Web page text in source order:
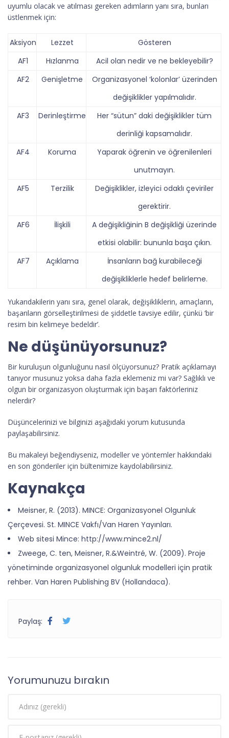
uyumlu olacak ve atılması gereken adımların yanı sıra, bunları
üstlenmek için:
Aksiyon Lezzet
Gösteren
AF1
Hızlanma
Acil olan nedir ve ne bekleyebilir?
AF2
Genişletme
Organizasyonel ‘kolonlar’ üzerinden
değişiklikler yapılmalıdır.
AF3
Derinleştirme
Her “sütun” daki değişiklikler tüm
derinliği kapsamalıdır.
AF4
Koruma
Yaparak öğrenin ve öğrenilenleri
unutmayın.
AF5
Terzilik
Değişiklikler, izleyici odaklı çeviriler
gerektirir.
AF6
İlişkili
A değişikliğinin B değişikliği üzerinde
etkisi olabilir: bununla başa çıkın.
AF7
Açıklama
İnsanların bağ kurabileceği
değişikliklerle hedef belirleme.
Yukarıdakilerin yanı sıra, genel olarak, değişikliklerin, amaçların,
başarıların görselleştirilmesi de şiddetle tavsiye edilir, çünkü ‘bir
resim bin kelimeye bedeldir’.
Ne düşünüyorsunuz?
Bir kuruluşun olgunluğunu nasıl ölçüyorsunuz? Pratik açıklamayı
tanıyor musunuz yoksa daha fazla eklemeniz mi var? Sağlıklı ve
olgun bir organizasyon oluşturmak için başarı faktörleriniz
nelerdir?
Düşüncelerinizi ve bilginizi aşağıdaki yorum kutusunda
paylaşabilirsiniz.
Bu makaleyi beğendiyseniz, modeller ve yöntemler hakkındaki
en son gönderiler için bültenimize kaydolabilirsiniz.
Kaynakça
Meisner, R. (2013). MINCE: Organizasyonel Olgunluk
Çerçevesi. St. MINCE Vakfı/Van Haren Yayınları.
Web sitesi Mince: http://www.mince2.nl/
Zweege, C. ten, Meisner, R.&Weintré, W. (2009). Proje
yönetiminde organizasyonel olgunluk modelleri için pratik
rehber. Van Haren Publishing BV (Hollandaca).
Paylaş:
Yorumunuzu bırakın